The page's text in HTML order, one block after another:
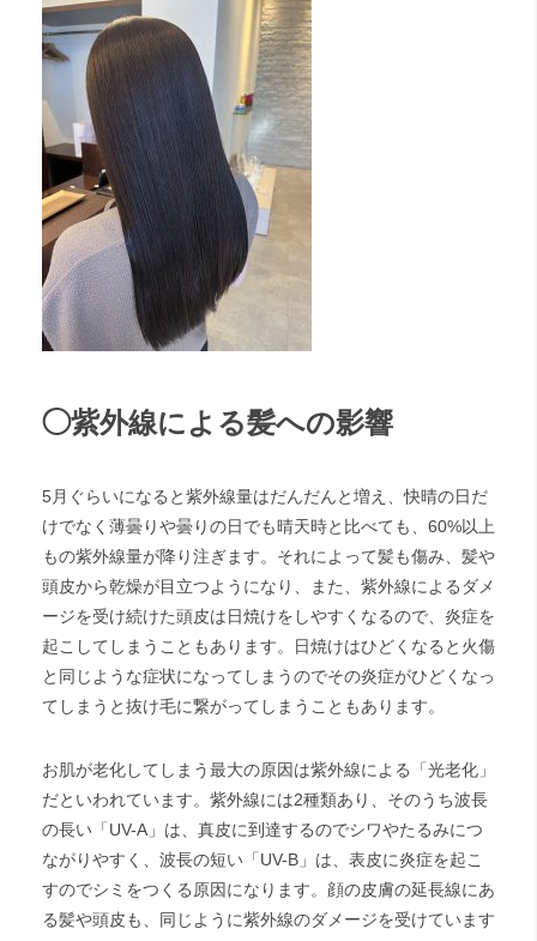
◯紫外線による髪への影響
5月ぐらいになると紫外線量はだんだんと増え、快晴の日だ
けでなく薄曇りや曇りの日でも晴天時と比べても、60%以上
もの紫外線量が降り注ぎます。それによって髪も傷み、髪や
頭皮から乾燥が目立つようになり、また、紫外線によるダメ
ージを受け続けた頭皮は日焼けをしやすくなるので、炎症を
起こしてしまうこともあります。日焼けはひどくなると火傷
と同じような症状になってしまうのでその炎症がひどくなっ
てしまうと抜け毛に繋がってしまうこともあります。
お肌が老化してしまう最大の原因は紫外線による「光老化」
だといわれています。紫外線には2種類あり、そのうち波長
の長い「UV-A」は、真皮に到達するのでシワやたるみにつ
ながりやすく、波長の短い「UV-B」は、表皮に炎症を起こ
すのでシミをつくる原因になります。顔の皮膚の延長線にあ
る髪や頭皮も、同じように紫外線のダメージを受けています